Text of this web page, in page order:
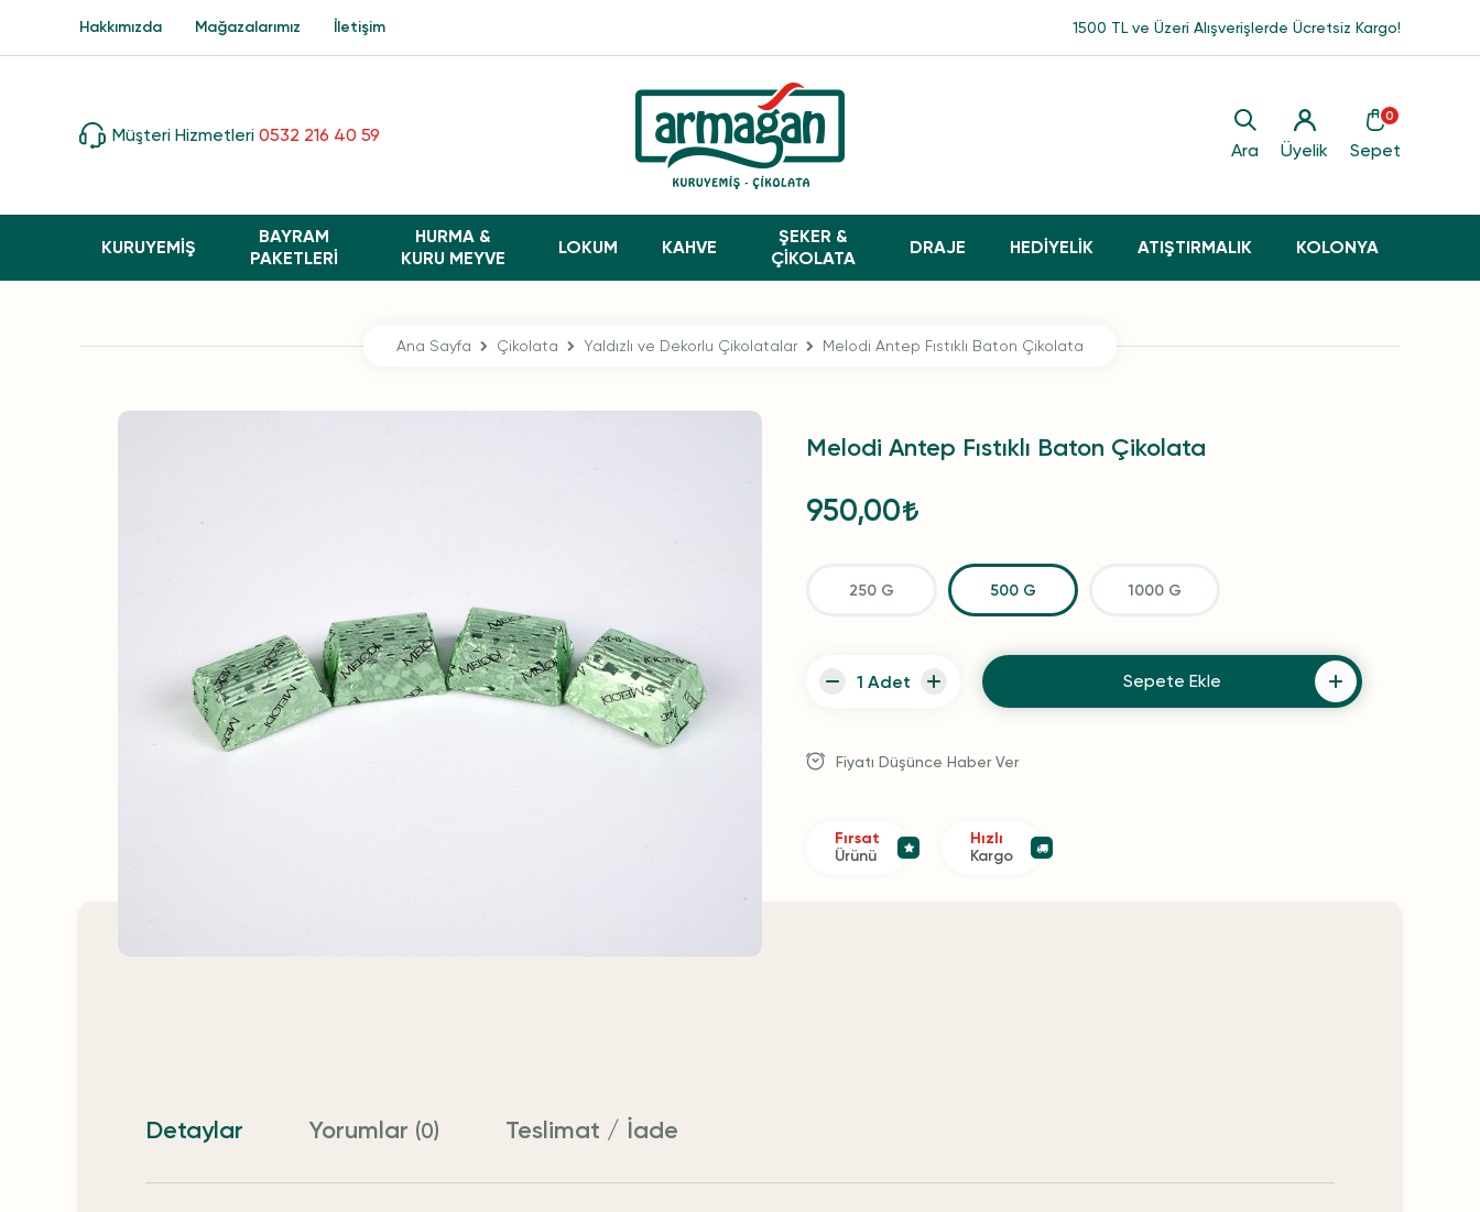
Müşteri Hizmetleri 0532 216 40 59
Ara Üyelik
0
Sepet
KURUYEMİŞ
BAYRAM
PAKETLERI
HURMA &
KURU MEYVE
LOKUM KAHVE
ŞEKER &
ÇİKOLATA
DRAJE HEDİYELİK ATIŞTIRMALIK KOLONYA
Hakkımızda Mağazalarımız İletişim 1500 TL ve Üzeri Alışverişlerde Ücretsiz Kargo!
Ana Sayfa Çikolata Yaldızlı ve Dekorlu Çikolatalar Melodi Antep Fıstıklı Baton Çikolata
Melodi Antep Fıstıklı Baton Çikolata
950,00
250 G 500 G 1000 G
Sepete Ekle
Fiyatı Düşünce Haber Ver
Fırsat
Ürünü
Hızlı
Kargo
Detaylar Yorumlar (0) Teslimat / İade